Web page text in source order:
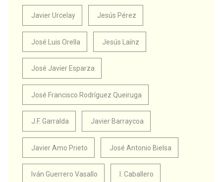
Javier Urcelay Jesús Pérez
José Luis Orella Jesús Laínz
José Javier Esparza
José Francisco Rodríguez Queiruga
J.F. Garralda Javier Barraycoa
Javier Amo Prieto José Antonio Bielsa
Iván Guerrero Vasallo I. Caballero